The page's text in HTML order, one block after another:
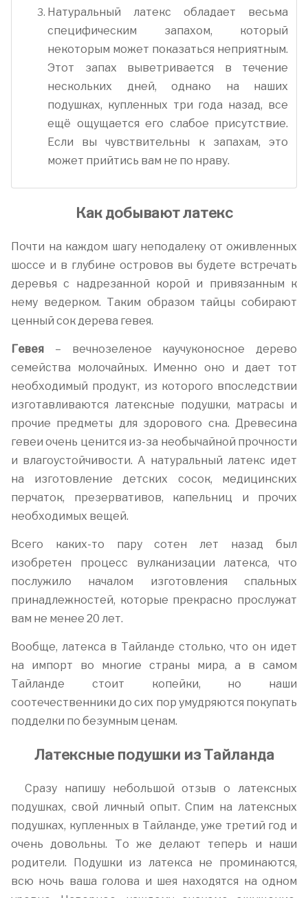
Натуральный латекс обладает весьма
специфическим запахом, который
некоторым может показаться неприятным.
Этот запах выветривается в течение
нескольких дней, однако на наших
подушках, купленных три года назад, все
ещё ощущается его слабое присутствие.
Если вы чувствительны к запахам, это
может прийтись вам не по нраву.
Как добывают латекс
Почти на каждом шагу неподалеку от оживленных
шоссе и в глубине островов вы будете встречать
деревья с надрезанной корой и привязанным к
нему ведерком. Таким образом тайцы собирают
ценный сок дерева гевея.
Гевея – вечнозеленое каучуконосное дерево
семейства молочайных. Именно оно и дает тот
необходимый продукт, из которого впоследствии
изготавливаются латексные подушки, матрасы и
прочие предметы для здорового сна. Древесина
гевеи очень ценится из-за необычайной прочности
и влагоустойчивости. А натуральный латекс идет
на изготовление детских сосок, медицинских
перчаток, презервативов, капельниц и прочих
необходимых вещей.
Всего каких-то пару сотен лет назад был
изобретен процесс вулканизации латекса, что
послужило началом изготовления спальных
принадлежностей, которые прекрасно прослужат
вам не менее 20 лет.
Вообще, латекса в Тайланде столько, что он идет
на импорт во многие страны мира, а в самом
Тайланде стоит копейки, но наши
соотечественники до сих пор умудряются покупать
подделки по безумным ценам.
Латексные подушки из Тайланда
Сразу напишу небольшой отзыв о латексных
подушках, свой личный опыт. Спим на латексных
подушках, купленных в Тайланде, уже третий год и
очень довольны. То же делают теперь и наши
родители. Подушки из латекса не проминаются,
всю ночь ваша голова и шея находятся на одном